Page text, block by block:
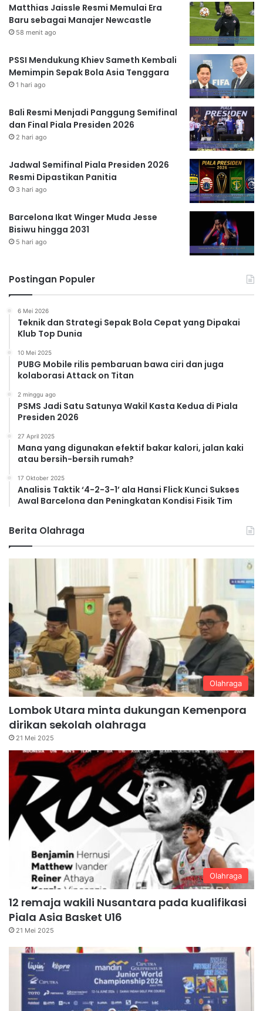
Matthias Jaissle Resmi Memulai Era
Baru sebagai Manajer Newcastle
58 menit ago
PSSI Mendukung Khiev Sameth Kembali
Memimpin Sepak Bola Asia Tenggara
1 hari ago
Bali Resmi Menjadi Panggung Semifinal
dan Final Piala Presiden 2026
2 hari ago
Jadwal Semifinal Piala Presiden 2026
Resmi Dipastikan Panitia
3 hari ago
Barcelona Ikat Winger Muda Jesse
Bisiwu hingga 2031
5 hari ago
Postingan Populer
6 Mei 2026
Teknik dan Strategi Sepak Bola Cepat yang Dipakai
Klub Top Dunia
10 Mei 2025
PUBG Mobile rilis pembaruan bawa ciri dan juga
kolaborasi Attack on Titan
2 minggu ago
PSMS Jadi Satu Satunya Wakil Kasta Kedua di Piala
Presiden 2026
27 April 2025
Mana yang digunakan efektif bakar kalori, jalan kaki
atau bersih-bersih rumah?
17 Oktober 2025
Analisis Taktik ‘4-2-3-1’ ala Hansi Flick Kunci Sukses
Awal Barcelona dan Peningkatan Kondisi Fisik Tim
Berita Olahraga
Olahraga
Lombok Utara minta dukungan Kemenpora
dirikan sekolah olahraga
21 Mei 2025
Olahraga
12 remaja wakili Nusantara pada kualifikasi
Piala Asia Basket U16
21 Mei 2025